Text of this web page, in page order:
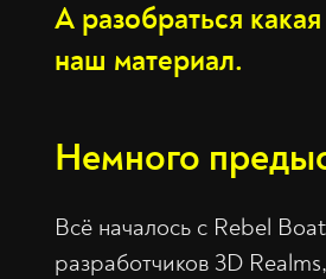
А разобраться
наш материал.
Немного
Всё началось c Rebel
разработчиков 3D